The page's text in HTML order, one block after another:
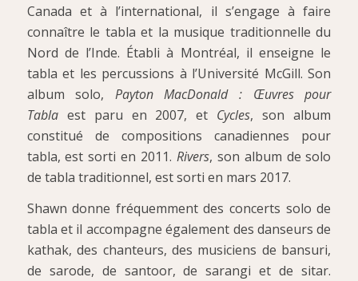
Canada et à l’international, il s’engage à faire
connaître le tabla et la musique traditionnelle du
Nord de l’Inde. Établi à Montréal, il enseigne le
tabla et les percussions à l’Université McGill. Son
album solo, Payton MacDonald : Œuvres pour
Tablaest paru en 2007, et Cycles, son album
constitué de compositions canadiennes pour
tabla, est sorti en 2011. Rivers, son album de solo
de tabla traditionnel, est sorti en mars 2017.
Shawn donne fréquemment des concerts solo de
tabla et il accompagne également des danseurs de
kathak, des chanteurs, des musiciens de bansuri,
de sarode, de santoor, de sarangi et de sitar.